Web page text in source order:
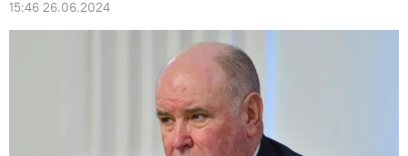
15:46 26.06.2024